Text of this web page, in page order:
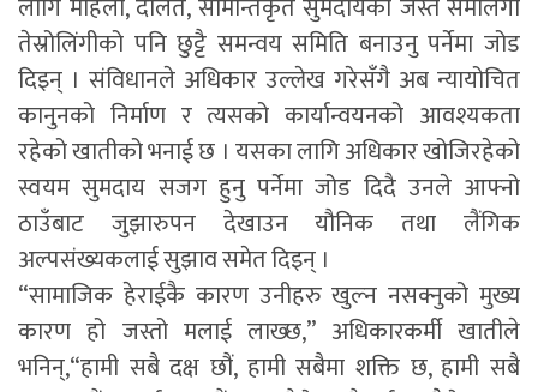
लागि महिला, दलित, सीमान्तकृत सुमदायको जस्तै समलिंगी
तेस्रोलिंगीको पनि छुट्टै समन्वय समिति बनाउनु पर्नेमा जोड
दिइन् । संविधानले अधिकार उल्लेख गरेसँगै अब न्यायोचित
कानुनको निर्माण र त्यसको कार्यान्वयनको आवश्यकता
रहेको खातीको भनाई छ । यसका लागि अधिकार खोजिरहेको
स्वयम सुमदाय सजग हुनु पर्नेमा जोड दिदै उनले आफ्नो
ठाउँबाट जुझारुपन देखाउन यौनिक तथा लैंगिक
अल्पसंख्यकलाई सुझाव समेत दिइन् ।
“सामाजिक हेराईकै कारण उनीहरु खुल्न नसक्नुको मुख्य
कारण हो जस्तो मलाई लाख्छ,” अधिकारकर्मी खातीले
भनिन्,“हामी सबै दक्ष छौं, हामी सबैमा शक्ति छ, हामी सबै